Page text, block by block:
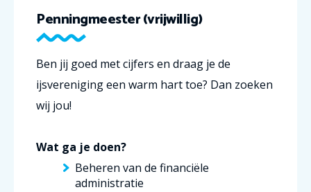
Penningmeester (vrijwillig)
Ben jij goed met cijfers en draag je de
ijsvereniging een warm hart toe? Dan zoeken
wij jou!
Wat ga je doen?
Beheren van de financiële
administratie